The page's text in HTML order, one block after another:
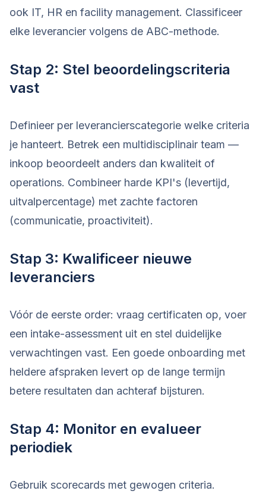
ook IT, HR en facility management. Classificeer
elke leverancier volgens de ABC-methode.
Stap 2: Stel beoordelingscriteria
vast
Definieer per leverancierscategorie welke criteria
je hanteert. Betrek een multidisciplinair team —
inkoop beoordeelt anders dan kwaliteit of
operations. Combineer harde KPI's (levertijd,
uitvalpercentage) met zachte factoren
(communicatie, proactiviteit).
Stap 3: Kwalificeer nieuwe
leveranciers
Vóór de eerste order: vraag certificaten op, voer
een intake-assessment uit en stel duidelijke
verwachtingen vast. Een goede onboarding met
heldere afspraken levert op de lange termijn
betere resultaten dan achteraf bijsturen.
Stap 4: Monitor en evalueer
periodiek
Gebruik scorecards met gewogen criteria.